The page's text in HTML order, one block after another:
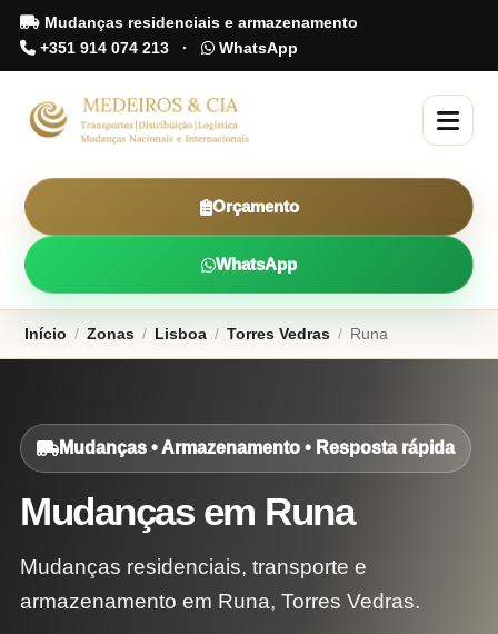
Mudanças residenciais e armazenamento
+351 914 074 213 · WhatsApp
Orçamento
WhatsApp
Início / Zonas / Lisboa / Torres Vedras / Runa
Mudanças • Armazenamento • Resposta rápida
Mudanças em Runa
Mudanças residenciais, transporte e
armazenamento em Runa, Torres Vedras.